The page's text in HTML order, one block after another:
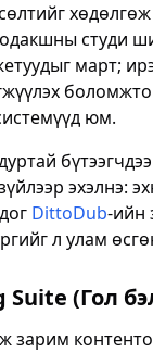
студи
март;
юм.
бүтээгчдээ
эхэлнэ:
DittoDub-ийн
л улам
(Гол
зарим